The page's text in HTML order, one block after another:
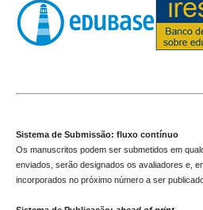
Sistema de Submissão: fluxo contínuo
Os manuscritos podem ser submetidos em
enviados, serão designados os avaliadores e,
incorporados no próximo número a ser